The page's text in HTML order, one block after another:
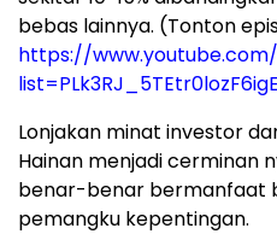
bebas lainnya. (Tonton
https://
Lonjakan minat investor
Hainan menjadi cerminan
benar-benar bermanfaat
pemangku kepentingan.